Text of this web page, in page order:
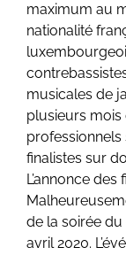
maximum au
nationalité
musicales de
plusieurs mois
professionnels
finalistes sur
L’annonce
de la soirée
avril 2020.